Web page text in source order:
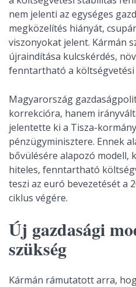
nem jelenti az egységes
megközelítés hiányát,
viszonyokat jelent. Kármán
újraindítása kulcskérdés,
fenntartható a költségvetési
Magyarország
korrekcióra, hanem
jelentette ki a Tisza-
pénzügyminisztere. Ennek
bővülésére alapozó modell,
hiteles, fenntartható
teszi az euró bevezetését a
ciklus végére.
Új gazdasági
szükség
Kármán rámutatott arra,